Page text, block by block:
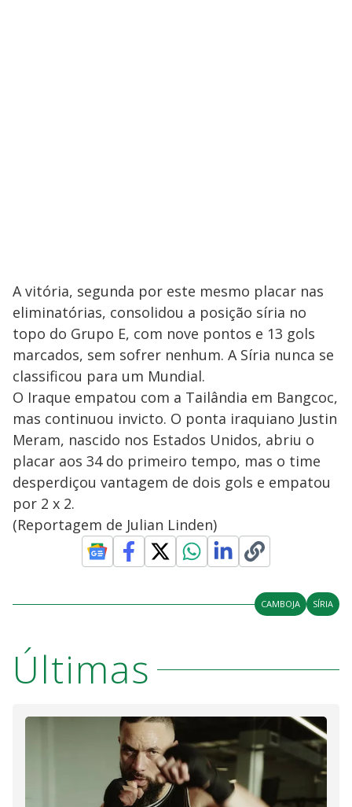
A vitória, segunda por este mesmo placar nas
eliminatórias, consolidou a posição síria no
topo do Grupo E, com nove pontos e 13 gols
marcados, sem sofrer nenhum. A Síria nunca se
classificou para um Mundial.
O Iraque empatou com a Tailândia em Bangcoc,
mas continuou invicto. O ponta iraquiano Justin
Meram, nascido nos Estados Unidos, abriu o
placar aos 34 do primeiro tempo, mas o time
desperdiçou vantagem de dois gols e empatou
por 2 x 2.
(Reportagem de Julian Linden)
CAMBOJA SÍRIA
Últimas